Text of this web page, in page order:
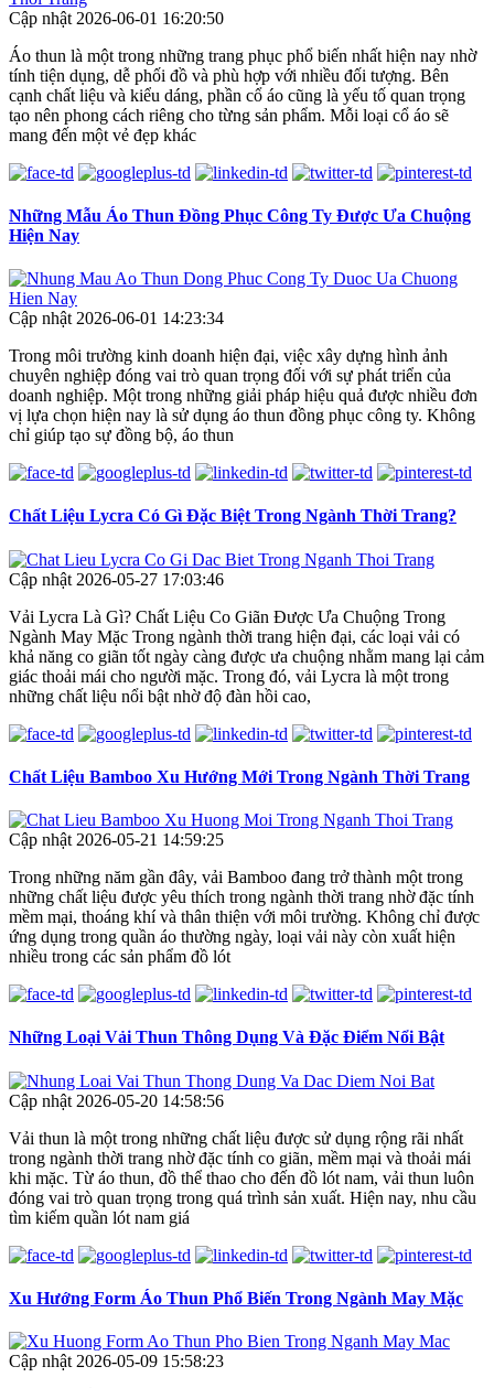
Cập nhật 2026-06-01 16:20:50
Áo thun là một trong những trang phục phổ biến nhất hiện nay nhờ
tính tiện dụng, dễ phối đồ và phù hợp với nhiều đối tượng. Bên
cạnh chất liệu và kiểu dáng, phần cổ áo cũng là yếu tố quan trọng
tạo nên phong cách riêng cho từng sản phẩm. Mỗi loại cổ áo sẽ
mang đến một vẻ đẹp khác
Những Mẫu Áo Thun Đồng Phục Công Ty Được Ưa Chuộng
Hiện Nay
Cập nhật 2026-06-01 14:23:34
Trong môi trường kinh doanh hiện đại, việc xây dựng hình ảnh
chuyên nghiệp đóng vai trò quan trọng đối với sự phát triển của
doanh nghiệp. Một trong những giải pháp hiệu quả được nhiều đơn
vị lựa chọn hiện nay là sử dụng áo thun đồng phục công ty. Không
chỉ giúp tạo sự đồng bộ, áo thun
Chất Liệu Lycra Có Gì Đặc Biệt Trong Ngành Thời Trang?
Cập nhật 2026-05-27 17:03:46
Vải Lycra Là Gì? Chất Liệu Co Giãn Được Ưa Chuộng Trong
Ngành May Mặc Trong ngành thời trang hiện đại, các loại vải có
khả năng co giãn tốt ngày càng được ưa chuộng nhằm mang lại cảm
giác thoải mái cho người mặc. Trong đó, vải Lycra là một trong
những chất liệu nổi bật nhờ độ đàn hồi cao,
Chất Liệu Bamboo Xu Hướng Mới Trong Ngành Thời Trang
Cập nhật 2026-05-21 14:59:25
Trong những năm gần đây, vải Bamboo đang trở thành một trong
những chất liệu được yêu thích trong ngành thời trang nhờ đặc tính
mềm mại, thoáng khí và thân thiện với môi trường. Không chỉ được
ứng dụng trong quần áo thường ngày, loại vải này còn xuất hiện
nhiều trong các sản phẩm đồ lót
Những Loại Vải Thun Thông Dụng Và Đặc Điểm Nổi Bật
Cập nhật 2026-05-20 14:58:56
Vải thun là một trong những chất liệu được sử dụng rộng rãi nhất
trong ngành thời trang nhờ đặc tính co giãn, mềm mại và thoải mái
khi mặc. Từ áo thun, đồ thể thao cho đến đồ lót nam, vải thun luôn
đóng vai trò quan trọng trong quá trình sản xuất. Hiện nay, nhu cầu
tìm kiếm quần lót nam giá
Xu Hướng Form Áo Thun Phổ Biến Trong Ngành May Mặc
Cập nhật 2026-05-09 15:58:23